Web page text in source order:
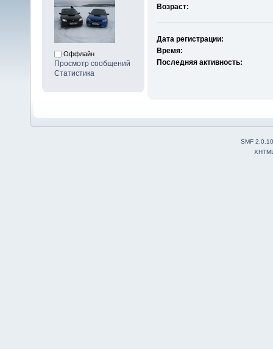
Оффлайн
Просмотр сообщений
Статистика
Возраст:
Дата регистрации:
Время:
Последняя активность:
SMF 2.0.10